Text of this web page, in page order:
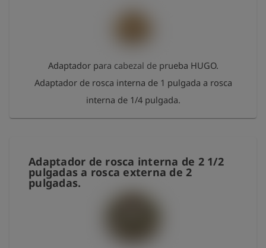
Adaptador para cabezal de prueba HUGO.
Adaptador de rosca interna de 1 pulgada a rosca
interna de 1/4 pulgada.
Adaptador de rosca interna de 2 1/2
pulgadas a rosca externa de 2
pulgadas.